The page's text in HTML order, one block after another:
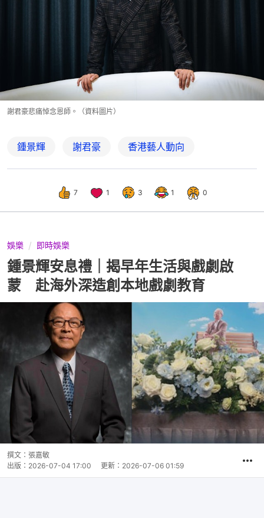
謝君豪悲痛悼念恩師。（資料圖片）
鍾景輝 謝君豪 香港藝人動向
7 1 3 1 0
娛樂 即時娛樂
鍾景輝安息禮｜揭早年生活與戲劇啟
蒙 赴海外深造創本地戲劇教育
撰文： 張嘉敏
出版： 2026-07-04 17:00 更新： 2026-07-06 01:59